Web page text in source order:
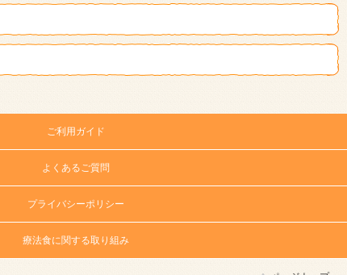
ご利用ガイド
よくあるご質問
プライバシーポリシー
療法食に関する取り組み